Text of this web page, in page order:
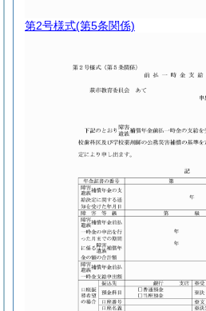
第2号様式(第5条関係)